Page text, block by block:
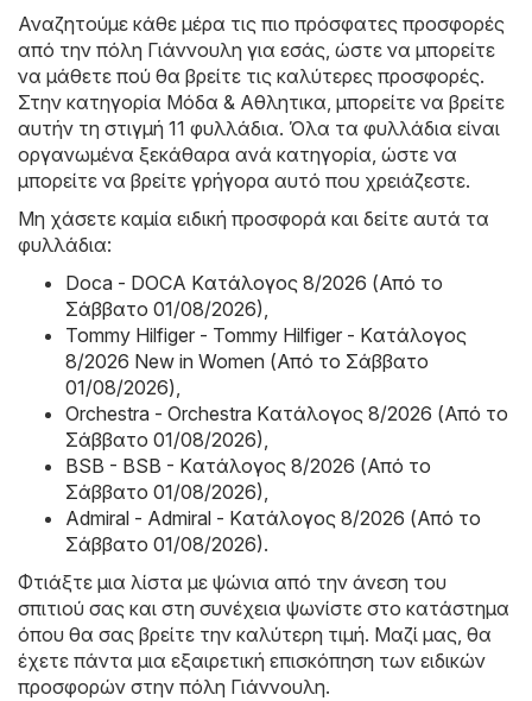
Αναζητούμε κάθε μέρα τις πιο πρόσφατες προσφορές
από την πόλη Γιάννουλη για εσάς, ώστε να μπορείτε
να μάθετε πού θα βρείτε τις καλύτερες προσφορές.
Στην κατηγορία Μόδα & Aθλητικα, μπορείτε να βρείτε
αυτήν τη στιγμή 11 φυλλάδια. Όλα τα φυλλάδια είναι
οργανωμένα ξεκάθαρα ανά κατηγορία, ώστε να
μπορείτε να βρείτε γρήγορα αυτό που χρειάζεστε.
Μη χάσετε καμία ειδική προσφορά και δείτε αυτά τα
φυλλάδια:
Doca - DOCA Kατάλογος 8/2026 (Από το
Σάββατο 01/08/2026),
Tommy Hilfiger - Tommy Hilfiger - Kατάλογος
8/2026 New in Women (Από το Σάββατο
01/08/2026),
Orchestra - Orchestra Kατάλογος 8/2026 (Από το
Σάββατο 01/08/2026),
BSB - BSB - Kατάλογος 8/2026 (Από το
Σάββατο 01/08/2026),
Admiral - Admiral - Kατάλογος 8/2026 (Από το
Σάββατο 01/08/2026).
Φτιάξτε μια λίστα με ψώνια από την άνεση του
σπιτιού σας και στη συνέχεια ψωνίστε στο κατάστημα
όπου θα σας βρείτε την καλύτερη τιμή. Μαζί μας, θα
έχετε πάντα μια εξαιρετική επισκόπηση των ειδικών
προσφορών στην πόλη Γιάννουλη.